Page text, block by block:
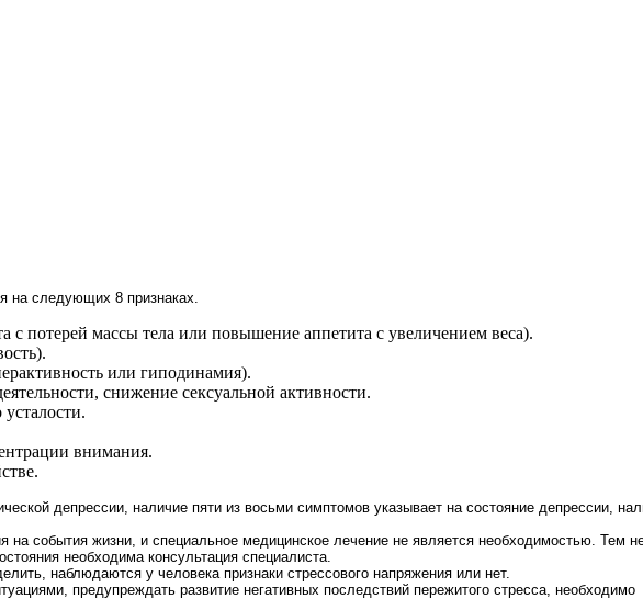
на сле­дующих 8 признаках.
с потерей массы тела или повышение аппетита с увеличением веса).
или гиподинамия).
снижение сексуальной активности.
внимания.
депрессии, наличие пяти из восьми симптомов указывает на состояние депрессии,
на события жизни, и специальное медицинское лечение не является необходимостью. Тем
необходима консультация специалиста.
наблюдаются у человека признаки стрессового напряжения или нет.
предупреждать развитие негативных последствий пережи­того стресса, необходимо